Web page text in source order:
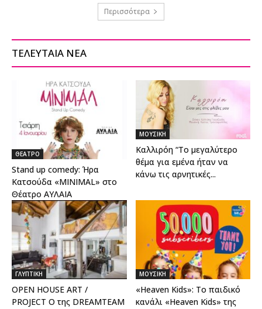
Περισσότερα
ΤΕΛΕΥΤΑΙΑ ΝΕΑ
ΘΕΑΤΡΟ
Stand up comedy: Ήρα
Κατσούδα «MINIMAL» στο
Θέατρο ΑΥΛΑΙΑ
ΜΟΥΣΙΚΗ
Καλλιρόη “Το μεγαλύτερο
θέμα για εμένα ήταν να
κάνω τις αρνητικές...
ΓΛΥΠΤΙΚΗ
OPEN HOUSE ART /
PROJECT Ο της DREAMTEAM
ΜΟΥΣΙΚΗ
«Heaven Kids»: Το παιδικό
κανάλι «Heaven Kids» της